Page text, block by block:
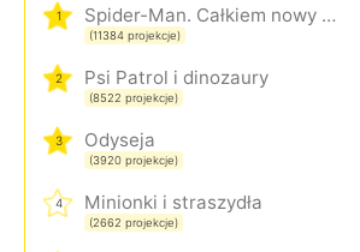
1 Spider-Man. Całkiem nowy dzień
(11384 projekcje)
2 Psi Patrol i dinozaury
(8522 projekcje)
3 Odyseja
(3920 projekcje)
4 Minionki i straszydła
(2662 projekcje)